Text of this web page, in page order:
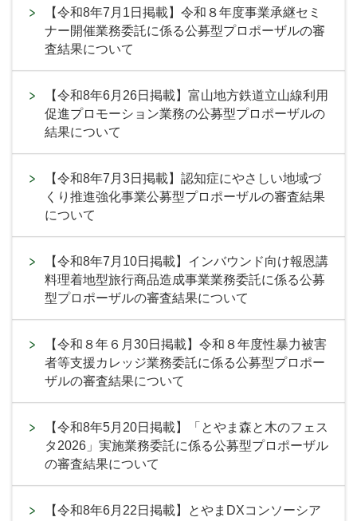
【令和8年7月1日掲載】令和８年度事業承継セミ
ナー開催業務委託に係る公募型プロポーザルの審
査結果について
【令和8年6月26日掲載】富山地方鉄道立山線利用
促進プロモーション業務の公募型プロポーザルの
結果について
【令和8年7月3日掲載】認知症にやさしい地域づ
くり推進強化事業公募型プロポーザルの審査結果
について
【令和8年7月10日掲載】インバウンド向け報恩講
料理着地型旅行商品造成事業業務委託に係る公募
型プロポーザルの審査結果について
【令和８年６月30日掲載】令和８年度性暴力被害
者等支援カレッジ業務委託に係る公募型プロポー
ザルの審査結果について
【令和8年5月20日掲載】「とやま森と木のフェス
タ2026」実施業務委託に係る公募型プロポーザル
の審査結果について
【令和8年6月22日掲載】とやまDXコンソーシア